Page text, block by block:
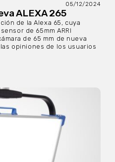
05/12/2024
ALEXA 265
de la Alexa 65, cuya
de 65mm ARRI
de 65 mm de nueva
opiniones de los usuarios